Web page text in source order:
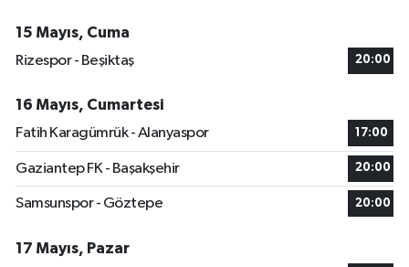
15 Mayıs, Cuma
Rizespor - Beşiktaş
20:00
16 Mayıs, Cumartesi
Fatih Karagümrük - Alanyaspor
17:00
Gaziantep FK - Başakşehir 20:00
Samsunspor - Göztepe 20:00
17 Mayıs, Pazar